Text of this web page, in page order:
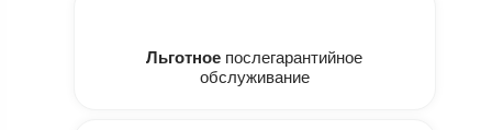
Льготное послегарантийное
обслуживание